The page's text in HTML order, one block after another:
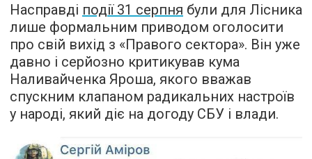
Насправді події 31 серпня були для Лісника
лише формальним приводом оголосити
про свій вихід з «Правого сектора». Він уже
давно і серйозно критикував кума
Наливайченка Яроша, якого вважав
спускним клапаном радикальних настроїв
у народі, який діє на догоду СБУ і влади.